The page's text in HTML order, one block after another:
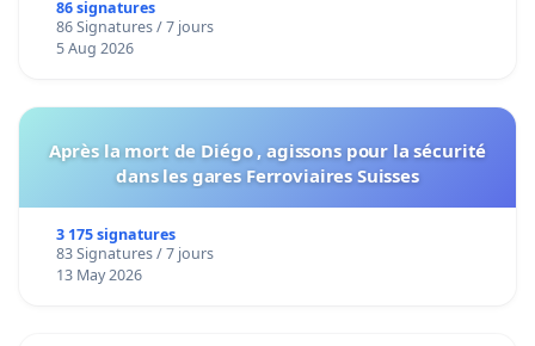
86 signatures
86 Signatures / 7 jours
5 Aug 2026
Après la mort de Diégo , agissons pour la sécurité
dans les gares Ferroviaires Suisses
3 175 signatures
83 Signatures / 7 jours
13 May 2026